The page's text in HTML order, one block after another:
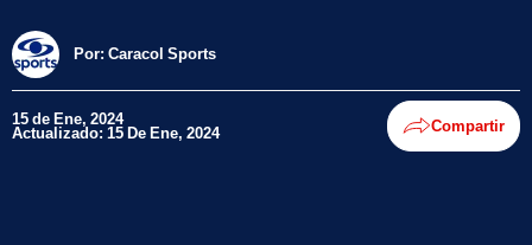
Por: Caracol Sports
15 de Ene, 2024
Actualizado: 15 De Ene, 2024 Compartir